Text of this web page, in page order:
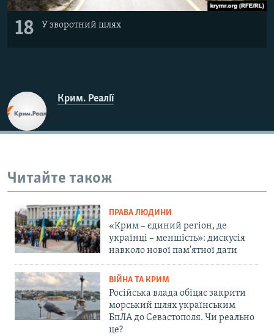
18 У зворотний шлях
Крим. Реалії
Читайте також
ПРАВА ЛЮДИНИ
«Крим – єдиний регіон, де
українці – меншість»: дискусія
навколо нової пам'ятної дати
ВІЙНА ТА КРИМ
Російська влада обіцяє закрити
морський шлях українським
БпЛА до Севастополя. Чи реально
це?